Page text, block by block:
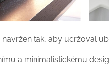
navržen tak, aby udržoval
a minimalistickému